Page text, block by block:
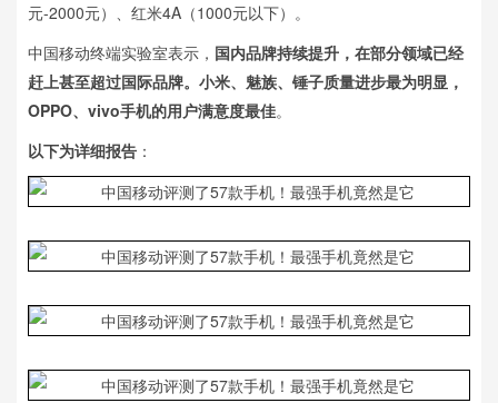
元-2000元）、红米4A（1000元以下）。
中国移动终端实验室表示， 国内品牌持续提升，在部分领域已经
赶上甚至超过国际品牌。小米、魅族、锤子质量进步最为明显，
OPPO、vivo手机的用户满意度最佳。
以下为详细报告 ：